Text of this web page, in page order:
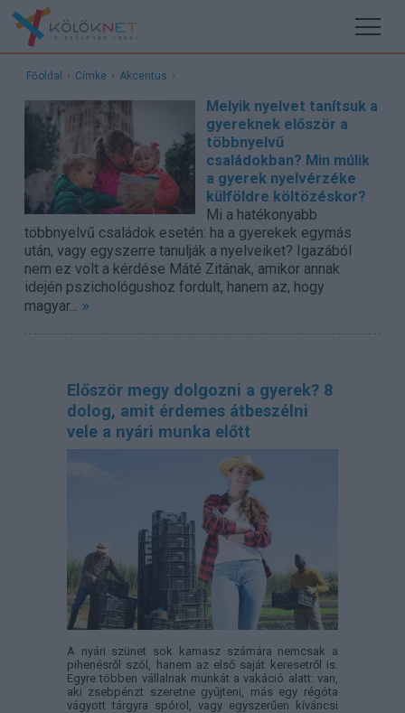
Főoldal › Címke › Akcentus ›
Melyik nyelvet tanítsuk a
gyereknek először a
többnyelvű
családokban? Min múlik
a gyerek nyelvérzéke
külföldre költözéskor?
Mi a hatékonyabb
többnyelvű családok esetén: ha a gyerekek egymás
után, vagy egyszerre tanulják a nyelveiket? Igazából
nem ez volt a kérdése Máté Zitának, amikor annak
idején pszichológushoz fordult, hanem az, hogy
magyar... »
Először megy dolgozni a gyerek? 8
dolog, amit érdemes átbeszélni
vele a nyári munka előtt
A nyári szünet sok kamasz számára nemcsak a
pihenésről szól, hanem az első saját keresetről is.
Egyre többen vállalnak munkát a vakáció alatt: van,
aki zsebpénzt szeretne gyűjteni, más egy régóta
vágyott tárgyra spórol, vagy egyszerűen kíváncsi